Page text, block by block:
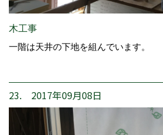
木工事
一階は天井の下地を組んでいます。
23. 2017年09月08日